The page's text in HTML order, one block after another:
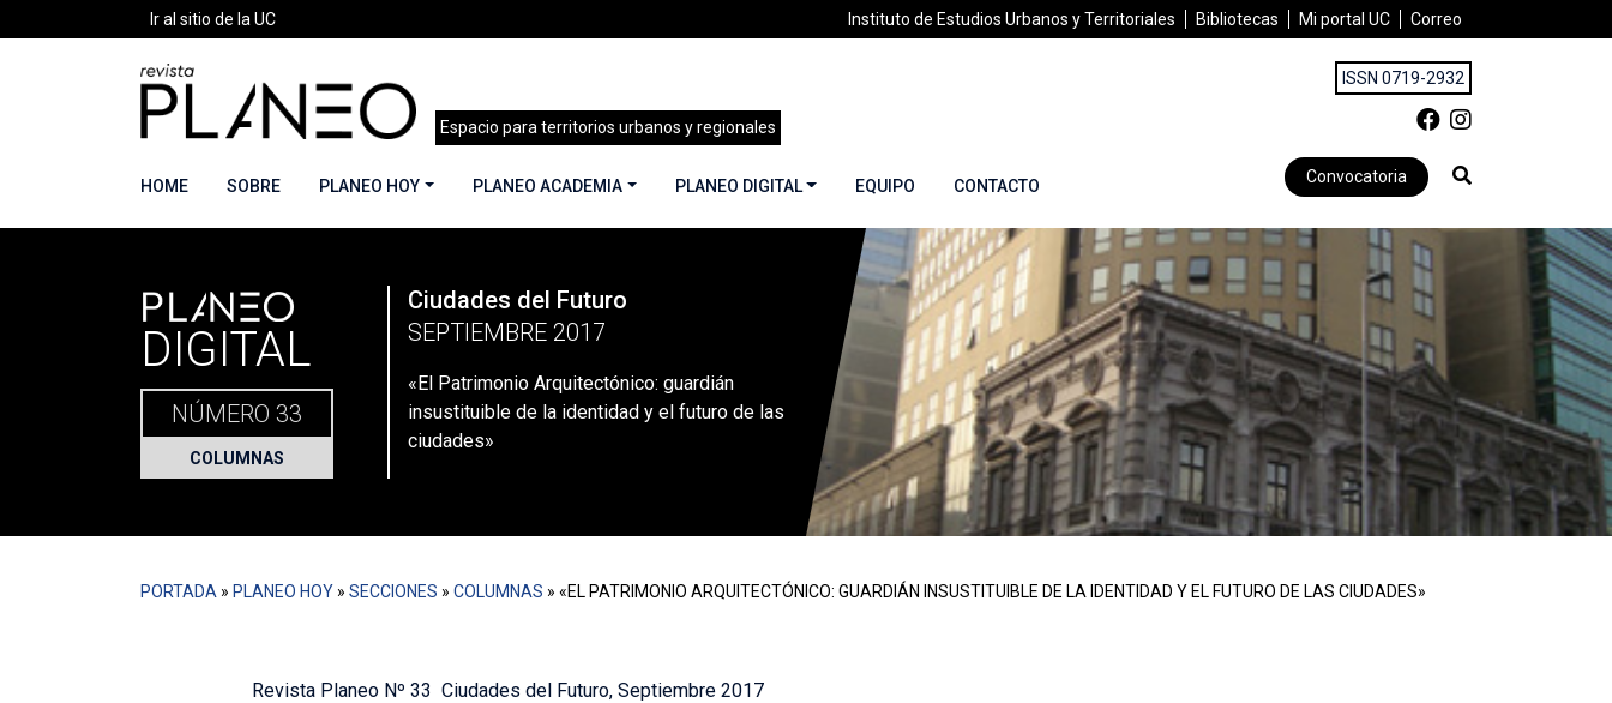
Ir al sitio de la UC Instituto de Estudios Urbanos y Territoriales Bibliotecas Mi portal UC Correo
Espacio para territorios urbanos y regionales
ISSN 0719-2932
HOME SOBRE PLANEO HOY PLANEO ACADEMIA PLANEO DIGITAL EQUIPO CONTACTO Convocatoria
Portada» Planeo Hoy Secciones»Columnas» «El Patrimonio Arquitectónico: guardián insustituible de la identidad y el futuro de las ciudades»
PLANEO
DIGITAL
NÚMERO 33
COLUMNAS
Ciudades del Futuro
SEPTIEMBRE 2017
«El Patrimonio Arquitectónico: guardián
insustituible de la identidad y el futuro de las
ciudades»
PORTADA » PLANEO HOY » SECCIONES » COLUMNAS » «EL PATRIMONIO ARQUITECTÓNICO: GUARDIÁN INSUSTITUIBLE DE LA IDENTIDAD Y EL FUTURO DE LAS CIUDADES»
Revista Planeo Nº 33 Ciudades del Futuro, Septiembre 2017